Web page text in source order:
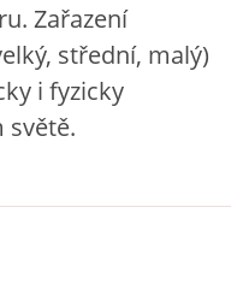
Zařazení
střední, malý)
i fyzicky
světě.